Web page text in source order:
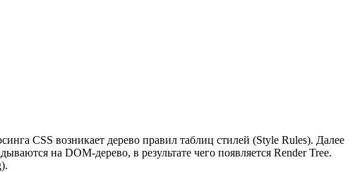
CSS возникает дерево правил таблиц стилей (Style Rules). Далее
на DOM-дерево, в результате чего появляется Render Tree.